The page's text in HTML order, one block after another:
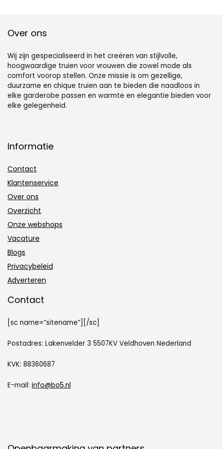
Over ons
Wij zijn gespecialiseerd in het creëren van stijlvolle,
hoogwaardige truien voor vrouwen die zowel mode als
comfort voorop stellen. Onze missie is om gezellige,
duurzame en chique truien aan te bieden die naadloos in
elke garderobe passen en warmte en elegantie bieden voor
elke gelegenheid.
Informatie
Contact
Klantenservice
Over ons
Overzicht
Onze webshops
Vacature
Blogs
Privacybeleid
Adverteren
Contact
[sc name=”sitename”][/sc]
Postadres: Lakenvelder 3 5507KV Veldhoven Nederland
KVK: 88360687
E-mail: info@bo5.nl